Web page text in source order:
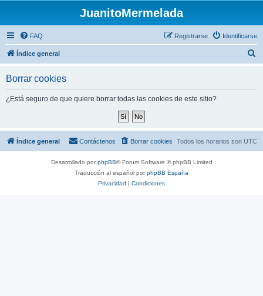
JuanitoMermelada
FAQ Identificarse
Registrarse
Índice general
Borrar cookies
¿Está seguro de que quiere borrar todas las cookies de este sitio?
Índice general Todos los horarios son UTC
Borrar cookies
Contáctenos
Desarrollado porphpBB® Forum Software © phpBB Limited
Traducción al español porphpBB España
Privacidad | Condiciones